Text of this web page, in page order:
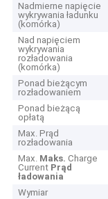
Nadmierne napięcie
wykrywania ładunku
(komórka)
Nad napięciem
wykrywania
rozładowania
(komórka)
Ponad bieżącym
rozładowaniem
Ponad bieżącą
opłatą
Max. Prąd
rozładowania
Max. Maks. Charge
Current Prąd
ładowania
Wymiar